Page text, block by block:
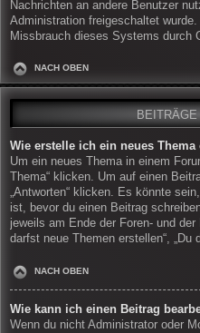
Nachrichten an andere Benutzer
Administration freigeschaltet
Missbrauch dieses Systems durch
NACH OBEN
Wie erstelle ich ein neues
Um ein neues Thema in einem
Thema“ klicken. Um auf einen
„Antworten“ klicken. Es könnte
ist, bevor du einen Beitrag
jeweils am Ende der Foren- und
darfst neue Themen erstellen“, „Du
NACH OBEN
Wie kann ich einen Beitrag
Wenn du nicht Administrator oder